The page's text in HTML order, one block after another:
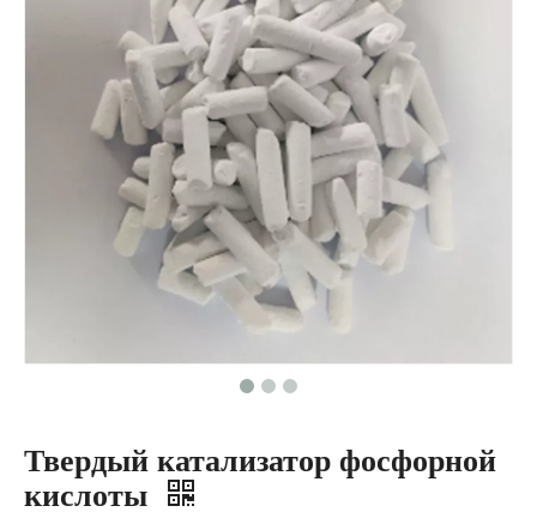
Твердый катализатор фосфорной
кислоты